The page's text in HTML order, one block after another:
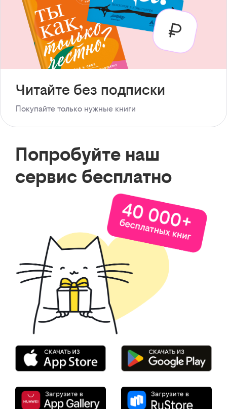
Читайте без подписки
Покупайте только нужные книги
Попробуйте наш
сервис бесплатно